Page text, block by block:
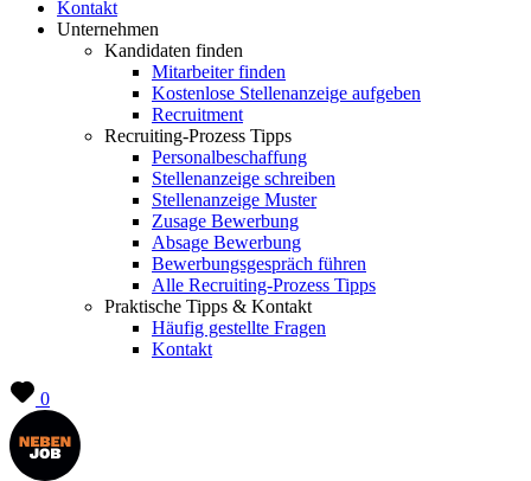
Kontakt
Unternehmen
Kandidaten finden
Mitarbeiter finden
Kostenlose Stellenanzeige aufgeben
Recruitment
Recruiting-Prozess Tipps
Personalbeschaffung
Stellenanzeige schreiben
Stellenanzeige Muster
Zusage Bewerbung
Absage Bewerbung
Bewerbungsgespräch führen
Alle Recruiting-Prozess Tipps
Praktische Tipps & Kontakt
Häufig gestellte Fragen
Kontakt
0